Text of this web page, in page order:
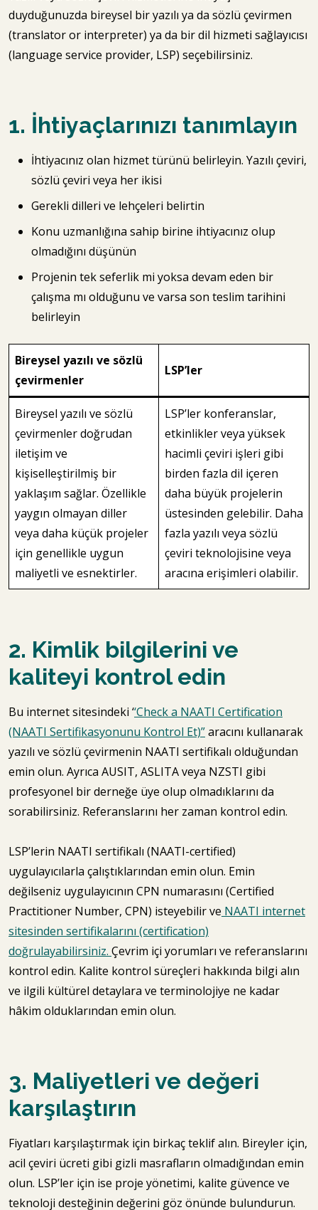
duyduğunuzda bireysel bir yazılı ya da sözlü çevirmen
(translator or interpreter) ya da bir dil hizmeti sağlayıcısı
(language service provider, LSP) seçebilirsiniz.
1. İhtiyaçlarınızı tanımlayın
İhtiyacınız olan hizmet türünü belirleyin. Yazılı çeviri,
sözlü çeviri veya her ikisi
Gerekli dilleri ve lehçeleri belirtin
Konu uzmanlığına sahip birine ihtiyacınız olup
olmadığını düşünün
Projenin tek seferlik mi yoksa devam eden bir
çalışma mı olduğunu ve varsa son teslim tarihini
belirleyin
Bireysel yazılı ve sözlü
çevirmenler
LSP’ler
Bireysel yazılı ve sözlü
çevirmenler doğrudan
iletişim ve
kişiselleştirilmiş bir
yaklaşım sağlar. Özellikle
yaygın olmayan diller
veya daha küçük projeler
için genellikle uygun
maliyetli ve esnektirler.
LSP’ler konferanslar,
etkinlikler veya yüksek
hacimli çeviri işleri gibi
birden fazla dil içeren
daha büyük projelerin
üstesinden gelebilir. Daha
fazla yazılı veya sözlü
çeviri teknolojisine veya
aracına erişimleri olabilir.
2. Kimlik bilgilerini ve
kaliteyi kontrol edin
Bu internet sitesindeki ‘‘Check a NAATI Certification
(NAATI Sertifikasyonunu Kontrol Et)”aracını kullanarak
yazılı ve sözlü çevirmenin NAATI sertifikalı olduğundan
emin olun. Ayrıca AUSIT, ASLITA veya NZSTI gibi
profesyonel bir derneğe üye olup olmadıklarını da
sorabilirsiniz. Referanslarını her zaman kontrol edin.
LSP’lerin NAATI sertifikalı (NAATI-certified)
uygulayıcılarla çalıştıklarından emin olun. Emin
değilseniz uygulayıcının CPN numarasını (Certified
Practitioner Number, CPN) isteyebilir ve NAATI internet
sitesinden sertifikalarını (certification)
doğrulayabilirsiniz. Çevrim içi yorumları ve referanslarını
kontrol edin. Kalite kontrol süreçleri hakkında bilgi alın
ve ilgili kültürel detaylara ve terminolojiye ne kadar
hâkim olduklarından emin olun.
3. Maliyetleri ve değeri
karşılaştırın
Fiyatları karşılaştırmak için birkaç teklif alın. Bireyler için,
acil çeviri ücreti gibi gizli masrafların olmadığından emin
olun. LSP’ler için ise proje yönetimi, kalite güvence ve
teknoloji desteğinin değerini göz önünde bulundurun.